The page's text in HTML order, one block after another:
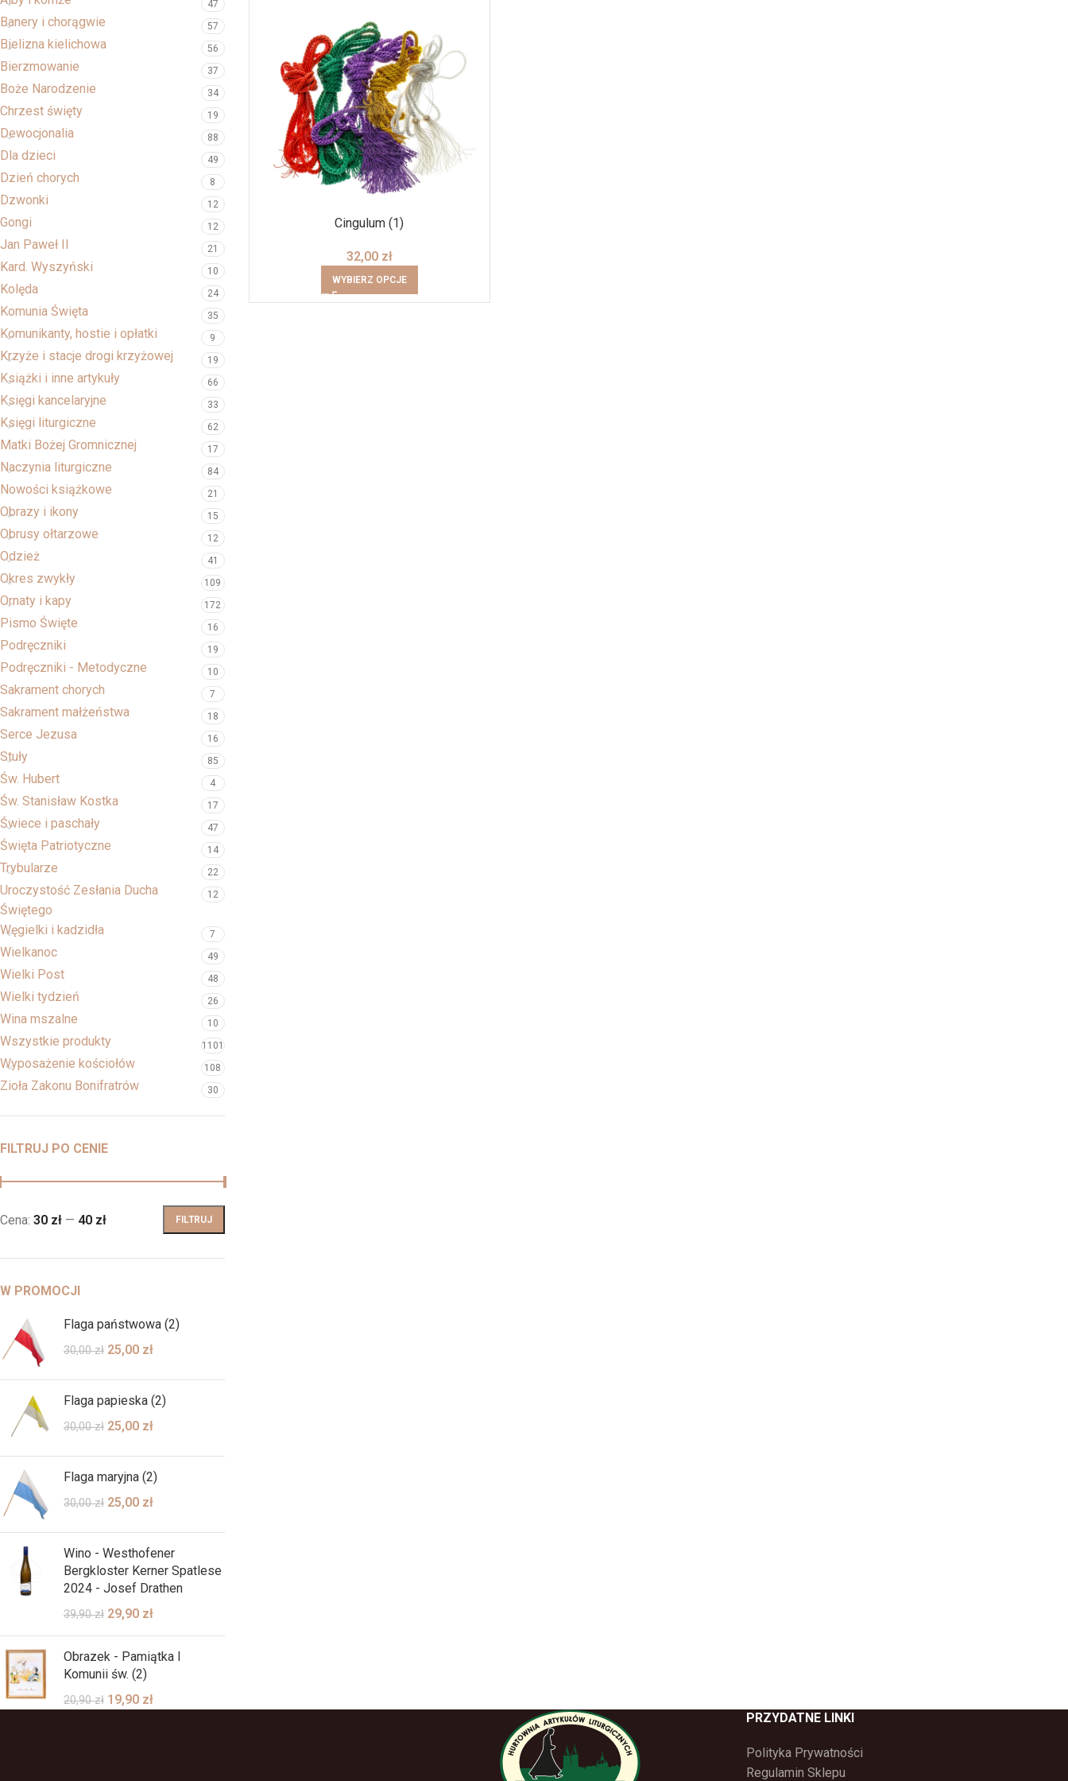
47
Banery i chorągwie 57
Bielizna kielichowa 56
Bierzmowanie 37
Boże Narodzenie 34
Chrzest święty 19
Dewocjonalia 88
Dla dzieci 49
Dzień chorych 8
Dzwonki 12
Gongi 12
Jan Paweł II 21
Kard. Wyszyński 10
Kolęda 24
Komunia Święta 35
Komunikanty, hostie i opłatki 9
Krzyże i stacje drogi krzyżowej 19
Książki i inne artykuły 66
Księgi kancelaryjne 33
Księgi liturgiczne 62
Matki Bożej Gromnicznej 17
Naczynia liturgiczne 84
Nowości książkowe 21
Obrazy i ikony 15
Obrusy ołtarzowe 12
Odzież 41
Okres zwykły 109
Ornaty i kapy 172
Pismo Święte 16
Podręczniki 19
Podręczniki - Metodyczne 10
Sakrament chorych 7
Sakrament małżeństwa 18
Serce Jezusa 16
Stuły 85
Św. Hubert 4
Św. Stanisław Kostka 17
Świece i paschały 47
Święta Patriotyczne 14
Trybularze 22
Uroczystość Zesłania Ducha
Świętego
12
Węgielki i kadzidła 7
Wielkanoc 49
Wielki Post 48
Wielki tydzień 26
Wina mszalne 10
Wszystkie produkty 1101
Wyposażenie kościołów 108
Zioła Zakonu Bonifratrów 30
FILTRUJ PO CENIE
FILTRUJ
Cena: 30 zł — 40 zł
W PROMOCJI
Flaga państwowa (2)
30,00zł 25,00 zł
Flaga papieska (2)
30,00zł 25,00 zł
Flaga maryjna (2)
30,00zł 25,00 zł
Wino - Westhofener
Bergkloster Kerner Spatlese
2024 - Josef Drathen
39,90zł 29,90 zł
Obrazek - Pamiątka I
Komunii św. (2)
20,90zł 19,90 zł
Cingulum (1)
32,00 zł
WYBIERZ OPCJE
PRZYDATNE LINKI
Polityka Prywatności
Regulamin Sklepu